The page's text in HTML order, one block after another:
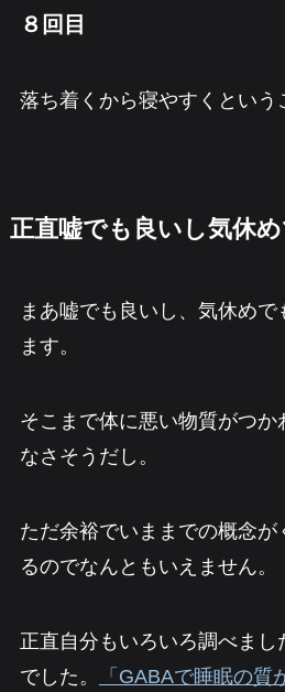
８回目
落ち着くから寝やすくという
正直嘘でも良いし気休
まあ嘘でも良いし、気休め
ます。
そこまで体に悪い物質がつか
なさそうだし。
ただ余裕でいままでの概念が
るのでなんともいえません。
正直自分もいろいろ調べまし
でした。
「GABAで睡眠の質